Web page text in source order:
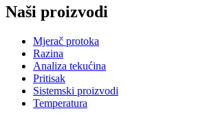
Naši proizvodi
Mjerač protoka
Razina
Analiza tekućina
Pritisak
Sistemski proizvodi
Temperatura